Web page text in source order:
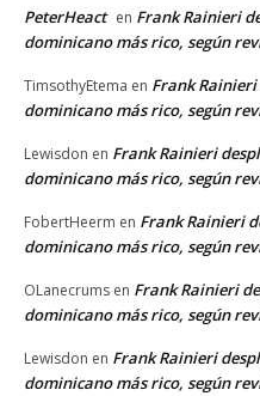
PeterHeact en Frank Rainieri
dominicano más rico, según
TimsothyEtema en Frank Rainieri
dominicano más rico, según
Lewisdon en Frank Rainieri
dominicano más rico, según
FobertHeerm en Frank Rainieri
dominicano más rico, según
OLanecrums en Frank Rainieri
dominicano más rico, según
Lewisdon en Frank Rainieri
dominicano más rico, según